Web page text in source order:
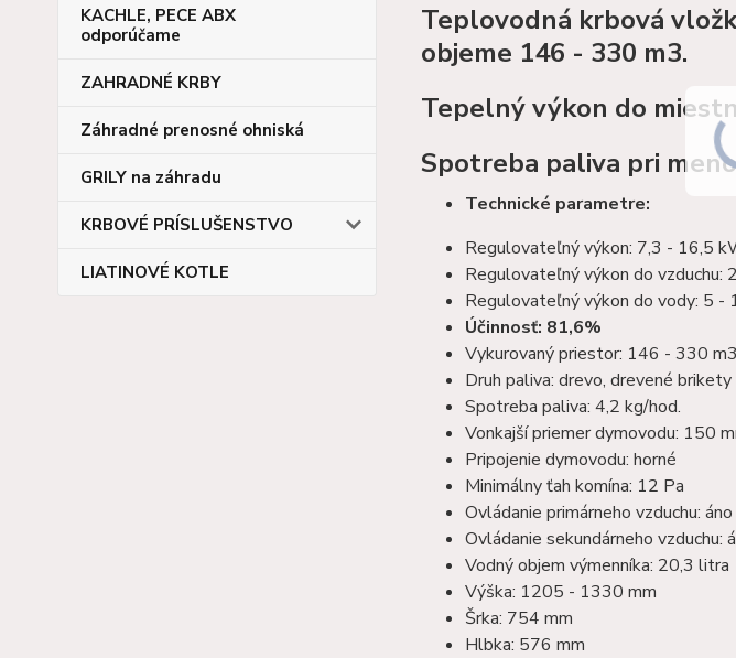
KACHLE, PECE ABX
odporúčame
ZAHRADNÉ KRBY
Záhradné prenosné ohniská
GRILY na záhradu
KRBOVÉ PRÍSLUŠENSTVO
LIATINOVÉ KOTLE
Teplovodná krbová
objeme 146 - 330 m3.
Tepelný výkon do
Spotreba paliva pri
Technické parametre:
Regulovateľný výkon: 7,3 - 16,5
Regulovateľný výkon do vzduchu:
Regulovateľný výkon do vody: 5 -
Účinnosť: 81,6%
Vykurovaný priestor: 146 - 330 m3
Druh paliva: drevo, drevené brikety
Spotreba paliva: 4,2 kg/hod.
Vonkajší priemer dymovodu: 150
Pripojenie dymovodu: horné
Minimálny ťah komína: 12 Pa
Ovládanie primárneho vzduchu: áno
Ovládanie sekundárneho vzduchu:
Vodný objem výmenníka: 20,3 litra
Výška: 1205 - 1330 mm
Šrka: 754 mm
Hlbka: 576 mm